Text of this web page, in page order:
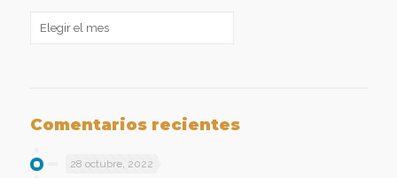
Comentarios recientes
28 octubre, 2022